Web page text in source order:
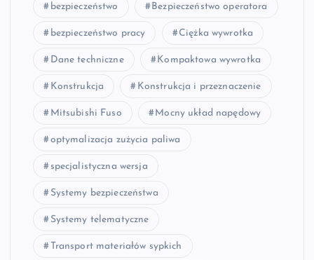
bezpieczeństwo Bezpieczeństwo operatora
bezpieczeństwo pracy Ciężka wywrotka
Dane techniczne Kompaktowa wywrotka
Konstrukcja Konstrukcja i przeznaczenie
Mitsubishi Fuso Mocny układ napędowy
optymalizacja zużycia paliwa
specjalistyczna wersja
Systemy bezpieczeństwa
Systemy telematyczne
Transport materiałów sypkich